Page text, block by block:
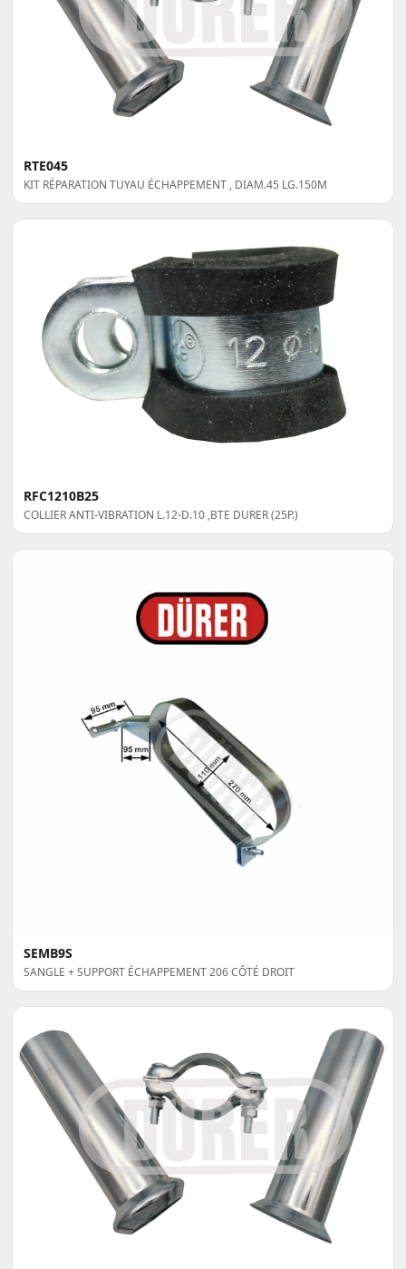
RTE045
KIT RÉPARATION TUYAU ÉCHAPPEMENT , DIAM.45 LG.150M
RFC1210B25
COLLIER ANTI-VIBRATION L.12-D.10 ,BTE DURER (25P.)
SEMB9S
SANGLE + SUPPORT ÉCHAPPEMENT 206 CÔTÉ DROIT